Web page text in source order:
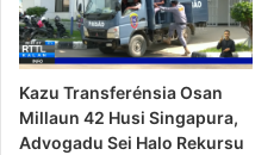
Kazu Transferénsia Osan
Millaun 42 Husi Singapura,
Advogadu Sei Halo Rekursu